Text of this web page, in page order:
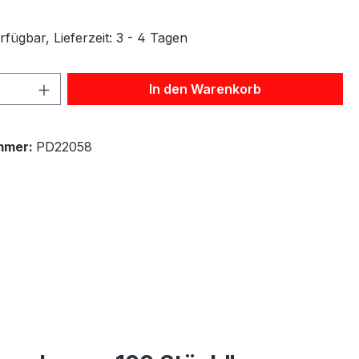
Lieferzeit: 3 - 4 Tagen
Anzahl: Gib den gewünschten Wert
In den Warenkorb
PD22058